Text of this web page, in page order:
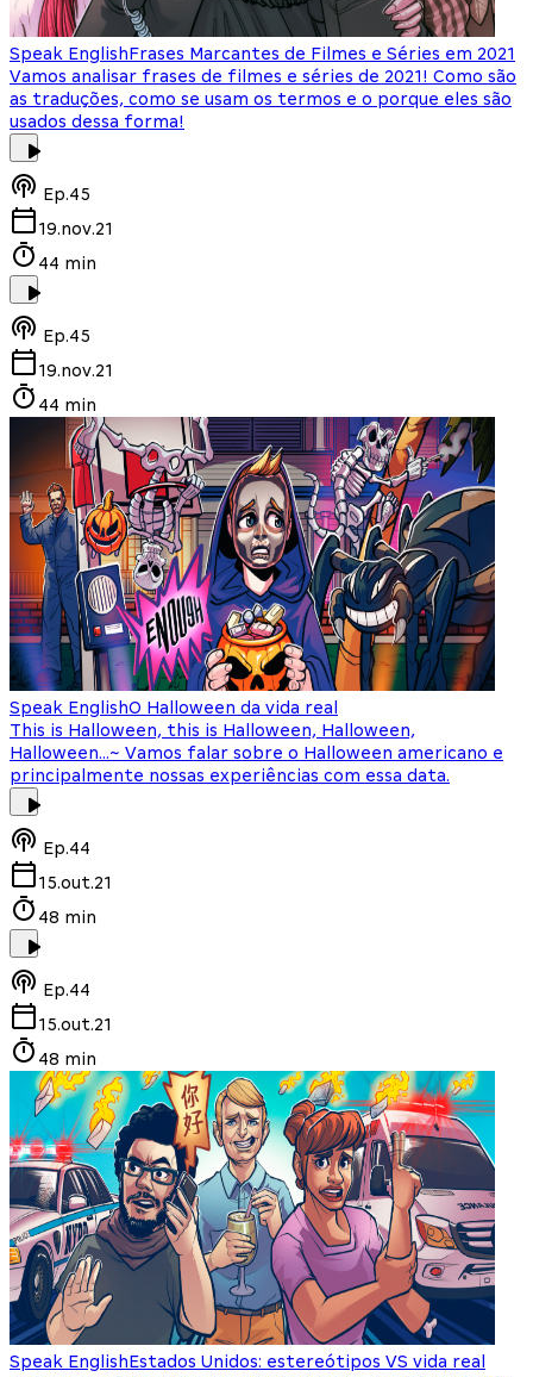
Speak EnglishFrases Marcantes de Filmes e Séries em 2021
Vamos analisar frases de filmes e séries de 2021! Como são
as traduções, como se usam os termos e o porque eles são
usados dessa forma!
Ep.45
19.nov.21
44 min
Ep.45
19.nov.21
44 min
Speak EnglishO Halloween da vida real
This is Halloween, this is Halloween, Halloween,
Halloween...~ Vamos falar sobre o Halloween americano e
principalmente nossas experiências com essa data.
Ep.44
15.out.21
48 min
Ep.44
15.out.21
48 min
Speak EnglishEstados Unidos: estereótipos VS vida real